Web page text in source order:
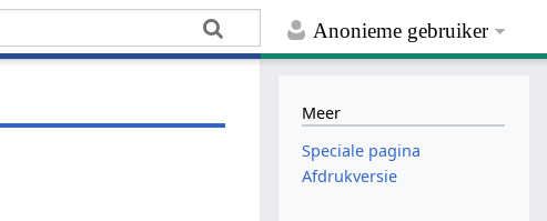
Anonieme gebruiker
Meer
Speciale pagina
Afdrukversie